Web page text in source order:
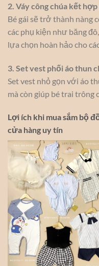
2. Váy công chúa kết
Bé gái sẽ trở thành nàng
các phụ kiện như băng
lựa chọn hoàn hảo cho
3. Set vest phối áo thun
Set vest nhỏ gọn với áo
mà còn giúp bé trai trông
Lợi ích khi mua sắm bộ
cửa hàng uy tín